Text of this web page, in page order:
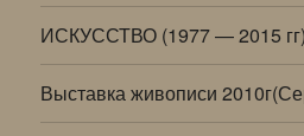
ИСКУССТВО (1977 — 2015 гг)
Выставка живописи